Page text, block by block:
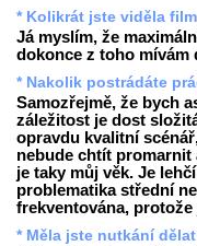
* Kolikrát jste viděla
Já myslím, že
dokonce z toho mívám
* Nakolik postrádáte
Samozřejmě, že bych
záležitost je dost
opravdu kvalitní
nebude chtít promarnit
je taky můj věk. Je
problematika střední
frekventována,
* Měla jste nutkání